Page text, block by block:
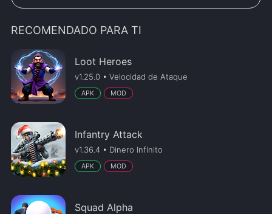
RECOMENDADO PARA TI
Loot Heroes
v1.25.0 • Velocidad de Ataque
APK MOD
Infantry Attack
v1.36.4 • Dinero Infinito
APK MOD
Squad Alpha